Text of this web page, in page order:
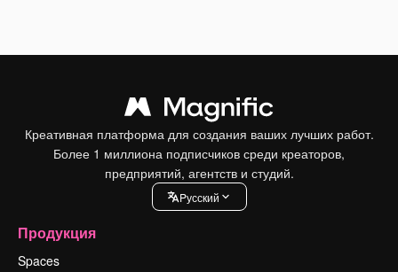
Креативная платформа для создания ваших лучших работ.
Более 1 миллиона подписчиков среди креаторов,
предприятий, агентств и студий.
Pусский
Продукция
Spaces